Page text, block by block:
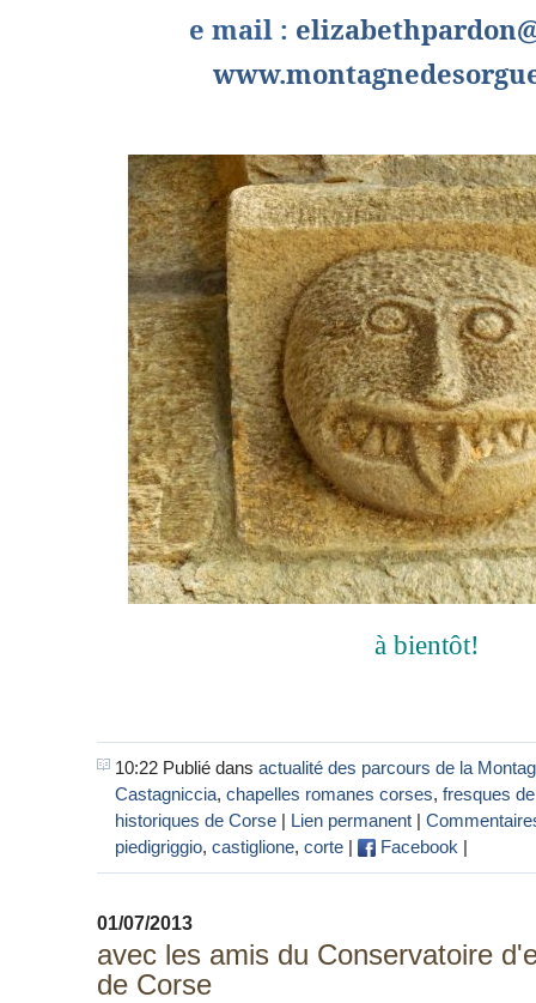
e mail :
à bientôt!
10:22 Publié dans actualité des parcours de la
Castagniccia, chapelles romanes corses, fresques
historiques de Corse | Lien permanent |
piedigriggio, castiglione, corte | Facebook |
01/07/2013
avec les amis du Conservatoire
de Corse